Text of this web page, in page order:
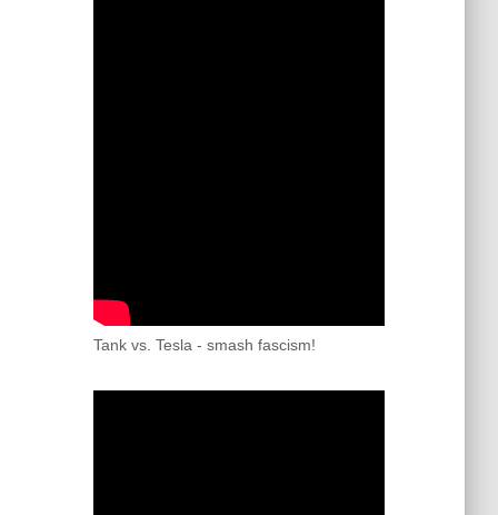
Tank vs. Tesla - smash fascism!